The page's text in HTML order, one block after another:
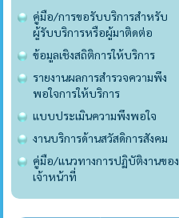
คู่มือ/การขอรับบริการสำหรับ
ผู้รับบริการหรือผู้มาติดต่อ
ข้อมูลเชิงสถิติการให้บริการ
รายงานผลการสำรวจความพึง
พอใจการให้บริการ
แบบประเมินความพึงพอใจ
งานบริการด้านสวัสดิการสังคม
คู่มือ/แนวทางการปฏิบัติงานของ
เจ้าหน้าที่